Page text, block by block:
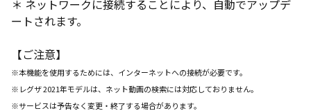
＊ ネットワークに接続することにより、自動でアップデ
ートされます。
【ご注意】
※本機能を使用するためには、インターネットへの接続が必要です。
※レグザ 2021年モデルは、ネット動画の検索には対応しておりません。
※サービスは予告なく変更・終了する場合があります。